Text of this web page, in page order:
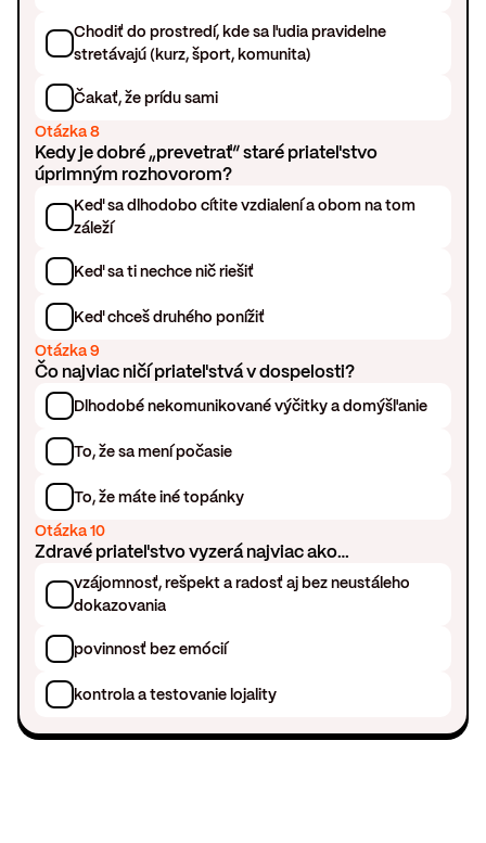
Chodiť do prostredí, kde sa ľudia pravidelne
stretávajú (kurz, šport, komunita)
Čakať, že prídu sami
Otázka 8
Kedy je dobré „prevetrať“ staré priateľstvo
úprimným rozhovorom?
Keď sa dlhodobo cítite vzdialení a obom na tom
záleží
Keď sa ti nechce nič riešiť
Keď chceš druhého ponížiť
Otázka 9
Čo najviac ničí priateľstvá v dospelosti?
Dlhodobé nekomunikované výčitky a domýšľanie
To, že sa mení počasie
To, že máte iné topánky
Otázka 10
Zdravé priateľstvo vyzerá najviac ako…
vzájomnosť, rešpekt a radosť aj bez neustáleho
dokazovania
povinnosť bez emócií
kontrola a testovanie lojality